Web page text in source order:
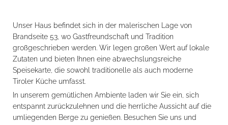
Unser Haus befindet sich in der malerischen Lage von
Brandseite 53, wo Gastfreundschaft und Tradition
großgeschrieben werden. Wir legen großen Wert auf lokale
Zutaten und bieten Ihnen eine abwechslungsreiche
Speisekarte, die sowohl traditionelle als auch moderne
Tiroler Küche umfasst.
In unserem gemütlichen Ambiente laden wir Sie ein, sich
entspannt zurückzulehnen und die herrliche Aussicht auf die
umliegenden Berge zu genießen. Besuchen Sie uns und